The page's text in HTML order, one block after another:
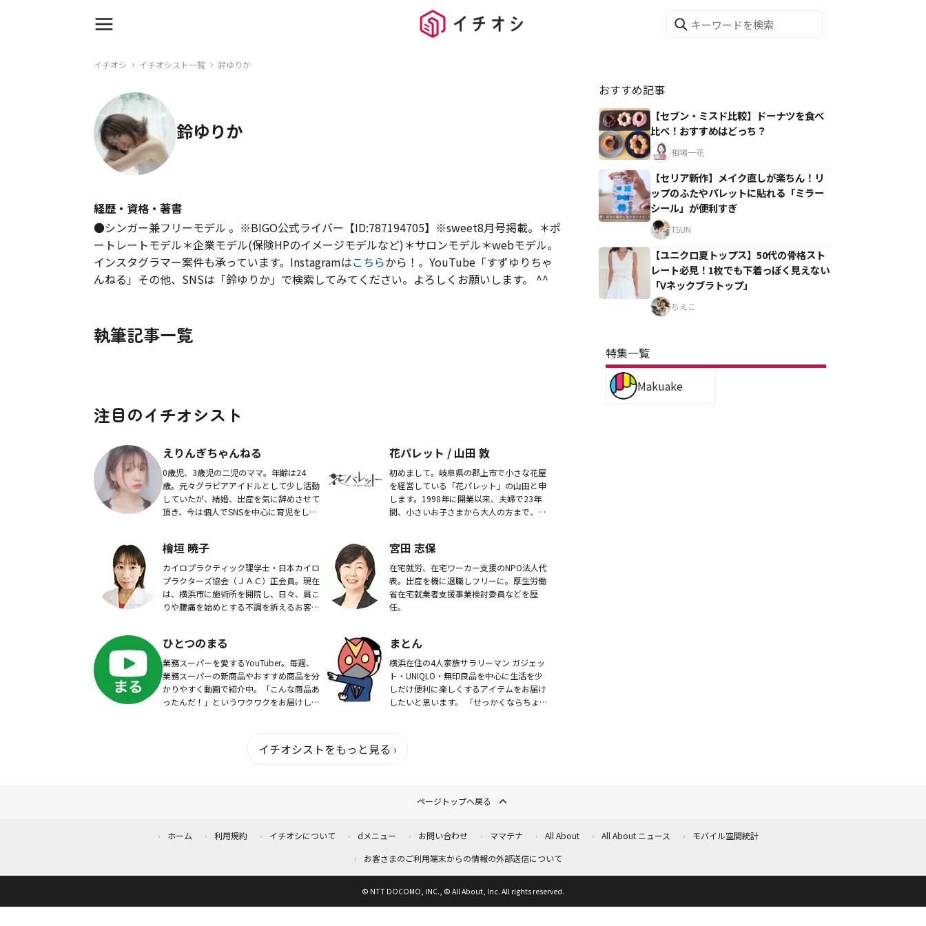
イチオシ イチオシスト一覧 鈴ゆりか
鈴ゆりか
経歴・資格・著書
●シンガー兼フリーモデル 。※BIGO公式ライバー【ID:787194705】※sweet8月号掲載。＊ポ
ートレートモデル＊企業モデル(保険HPのイメージモデルなど)＊サロンモデル＊webモデル。
インスタグラマー案件も承っています。Instagramはこちらから！。YouTube「すずゆりちゃ
んねる」その他、SNSは「鈴ゆりか」で検索してみてください。よろしくお願いします。 ^^
執筆記事一覧
注目のイチオシスト
えりんぎちゃんねる
0歳児、3歳児の二児のママ。年齢は24
歳。元々グラビアアイドルとして少し活動
していたが、結婚、出産を気に辞めさせて
頂き、今は個人でSNSを中心に育児をしな
ル｢え...
花パレット / 山田 敦
初めまして。岐阜県の郡上市で小さな花屋
を経営している「花パレット」の山田と申
します。1998年に開業以来、夫婦で23年
間、小さいお子さまから大人の方まで、地
アレンジ...
檜垣 暁子
カイロプラクティック理学士・日本カイロ
プラクターズ協会（ＪＡＣ）正会員。現在
は、横浜市に施術所を開院し、日々、肩こ
りや腰痛を始めとする不調を訴えるお客様
詳しい情報を...
宮田 志保
在宅就労、在宅ワーカー支援のNPO法人代
表。出産を機に退職しフリーに。厚生労働
省在宅就業者支援事業検討委員などを歴
任。
ひとつのまる
業務スーパーを愛するYouTuber。毎週、
業務スーパーの新商品やおすすめ商品を分
かりやすく動画で紹介中。「こんな商品あ
ったんだ！」というワクワクをお届けしま
まとん
横浜在住の4人家族サラリーマン ガジェッ
ト・UNIQLO・無印良品を中心に生活を少
しだけ便利に楽しくするアイテムをお届け
したいと思います。 「せっかくならちょ
イチオシストをもっと見る ›
おすすめ記事
【セブン・ミスド比較】ドーナツを食べ
比べ！おすすめはどっち？
相場一花
【セリア新作】メイク直しが楽ちん！リ
ップのふたやパレットに貼れる「ミラー
シール」が便利すぎ
TSUN
【ユニクロ夏トップス】50代の骨格スト
レート必見！1枚でも下着っぽく見えない
「Vネックブラトップ」
ちえこ
特集一覧
Makuake
ページトップへ戻る
ホーム 利用規約 イチオシについて dメニュー お問い合わせ ママテナ All About All About ニュース
モバイル空間統計
お客さまのご利用端末からの情報の外部送信について
© NTT DOCOMO, INC., © All About, Inc. All rights reserved.